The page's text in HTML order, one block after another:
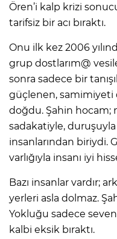
Ören’i kalp krizi
tarifsiz bir acı bıraktı.
Onu ilk kez 2006
grup dostlarım@
sonra sadece bir
güçlenen, samimiyeti
doğdu. Şahin hocam;
sadakatiyle, duruşuyla
insanlarından biriydi.
varlığıyla insanı iyi
Bazı insanlar vardır;
yerleri asla dolmaz.
Yokluğu sadece
kalbi eksik bıraktı.